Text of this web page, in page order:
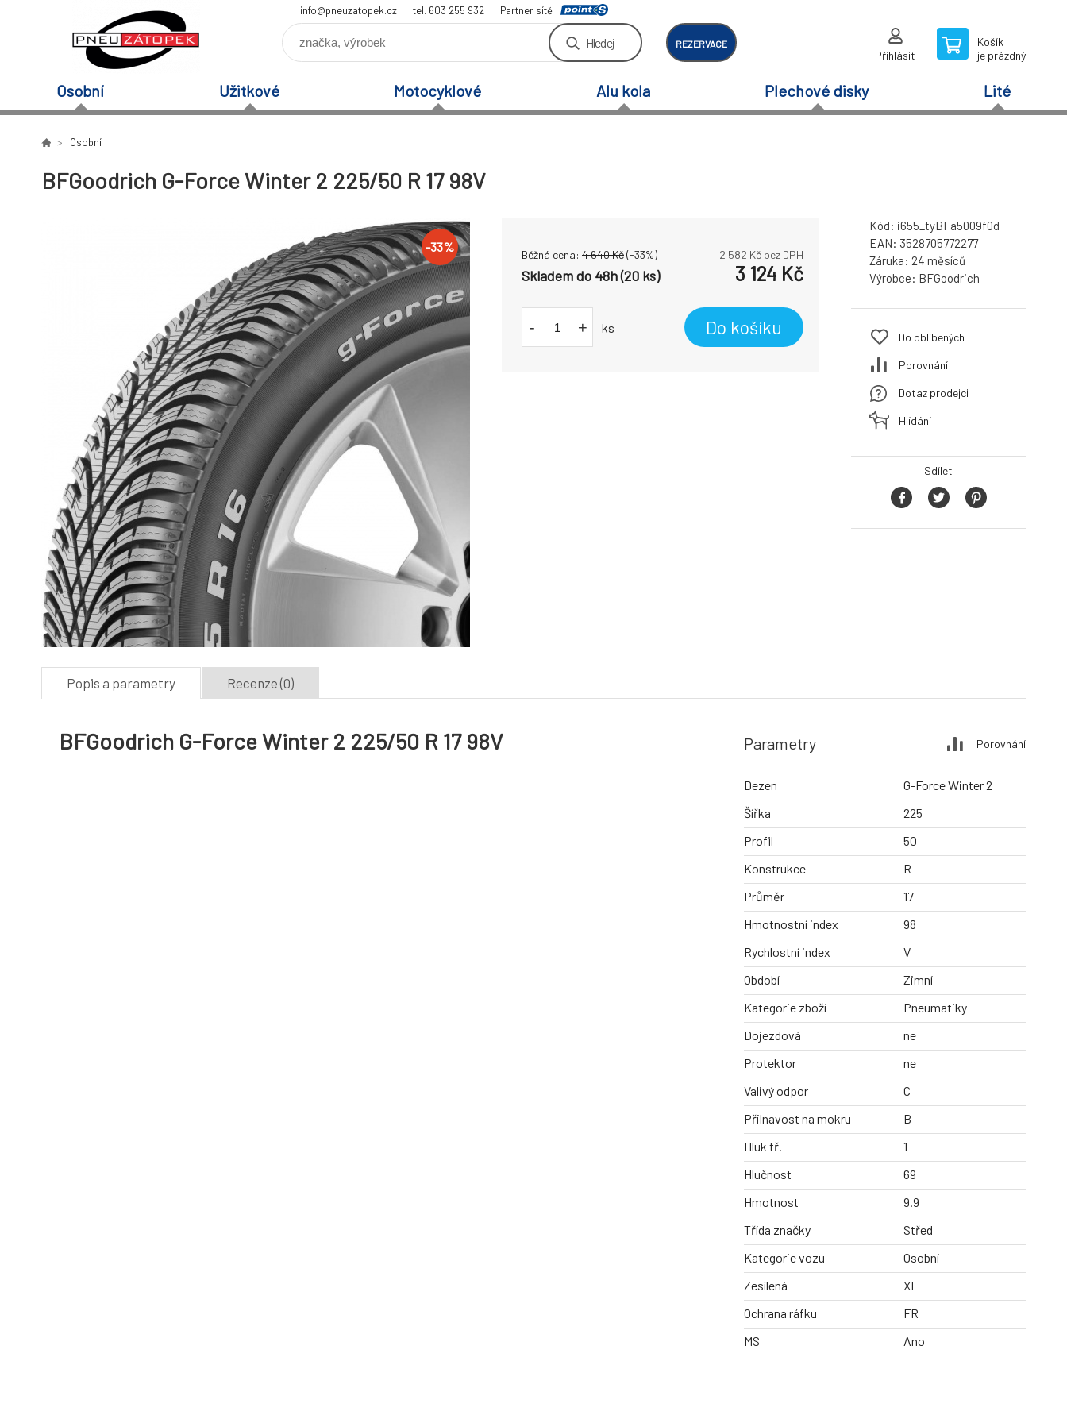
info@pneuzatopek.cz tel. 603 255 932 Partner sítě
Hledej REZERVACE
Přihlásit
Košík
je prázdný
Osobní Užitkové Motocyklové Alu kola Plechové disky Lité
Osobní
BFGoodrich G-Force Winter 2 225/50 R 17 98V
-33%
Běžná cena: 4 640Kč(-33%) 2 582 Kč bez DPH
Skladem do 48h (20 ks) 3 124 Kč
- + ks Do košíku
Kód: i655_tyBFa5009f0d
EAN: 3528705772277
Záruka: 24 měsíců
Výrobce: BFGoodrich
Do oblíbených
Porovnání
Dotaz prodejci
Hlídání
Sdílet
Popis a parametry Recenze (0)
BFGoodrich G-Force Winter 2 225/50 R 17 98V Parametry Porovnání
Dezen
G-Force Winter 2
Šířka
225
Profil
50
Konstrukce
R
Průměr
17
Hmotnostní index
98
Rychlostní index
V
Období
Zimní
Kategorie zboží
Pneumatiky
Dojezdová
ne
Protektor
ne
Valivý odpor
C
Přilnavost na mokru
B
Hluk tř.
1
Hlučnost
69
Hmotnost
9.9
Třída značky
Střed
Kategorie vozu
Osobní
Zesílená
XL
Ochrana ráfku
FR
MS
Ano